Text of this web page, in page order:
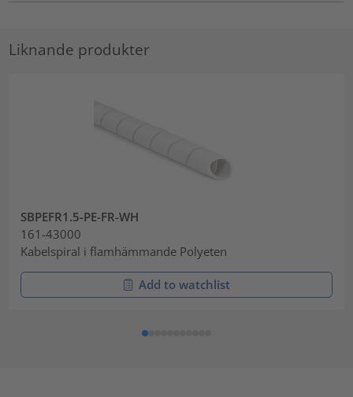
Liknande produkter
SBPEFR1.5-PE-FR-WH
161-43000
Kabelspiral i flamhämmande Polyeten
Add to watchlist